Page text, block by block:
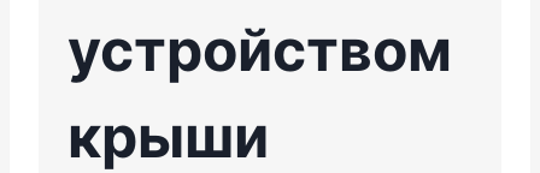
устройством
крыши